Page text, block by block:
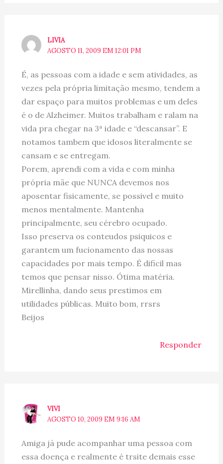
LIVIA
AGOSTO 11, 2009 EM 12:01 PM
É, as pessoas com a idade e sem atividades, as
vezes pela própria limitação mesmo, tendem a
dar espaço para muitos problemas e um deles
é o de Alzheimer. Muitos trabalham e ralam na
vida pra chegar na 3ª idade e “descansar”. E
notamos tambem que idosos literalmente se
cansam e se entregam.
Porem, aprendi com a vida e com minha
própria mãe que NUNCA devemos nos
aposentar fisicamente, se possivel e muito
menos mentalmente. Mantenha
principalmente, seu cérebro ocupado.
Isso preserva os conteudos psiquicos e
garantem um fucionamento das nossas
capacidades por mais tempo. É dificil mas
temos que pensar nisso. Ótima matéria.
Mirellinha, dando seus prestimos em
utilidades públicas. Muito bom, rrsrs
Beijos
Responder
VIVI
AGOSTO 10, 2009 EM 9:16 AM
Amiga já pude acompanhar uma pessoa com
essa doença e realmente é trsite demais esse